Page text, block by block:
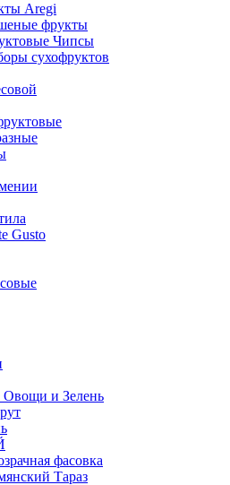
Aregi
фрукты
Чипсы
сухофруктов
Gusto
и Зелень
фасовка
Тараз